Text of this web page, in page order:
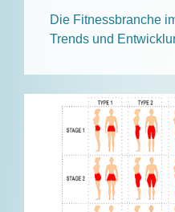
Die Fitnessbranche
Trends und